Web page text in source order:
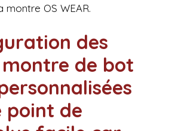
OS WEAR.
des
de bot
point de